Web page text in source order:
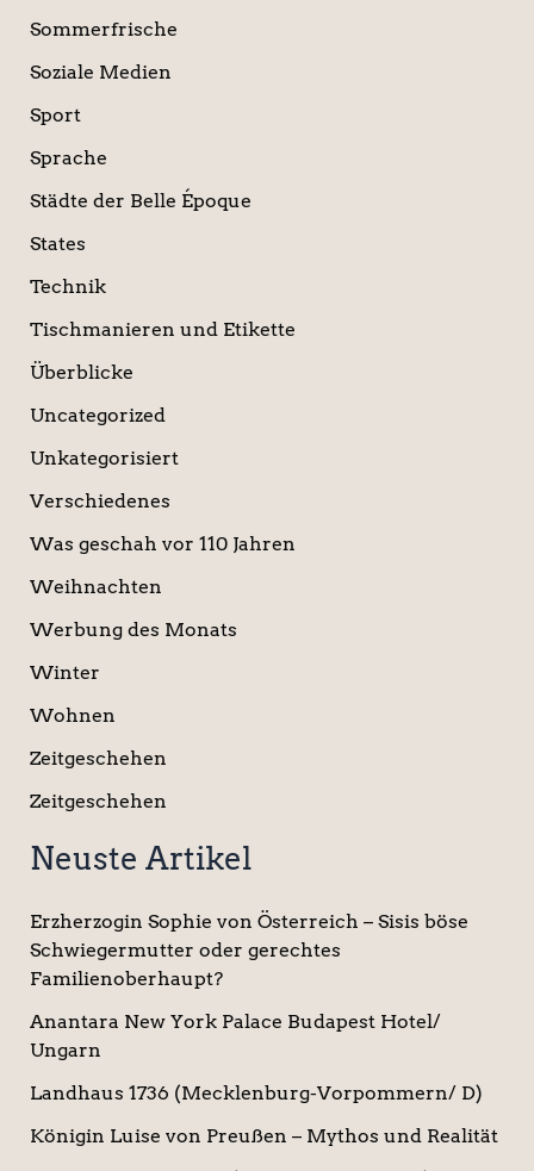
Sommerfrische
Soziale Medien
Sport
Sprache
Städte der Belle Époque
States
Technik
Tischmanieren und Etikette
Überblicke
Uncategorized
Unkategorisiert
Verschiedenes
Was geschah vor 110 Jahren
Weihnachten
Werbung des Monats
Winter
Wohnen
Zeitgeschehen
Zeitgeschehen
Neuste Artikel
Erzherzogin Sophie von Österreich – Sisis böse
Schwiegermutter oder gerechtes
Familienoberhaupt?
Anantara New York Palace Budapest Hotel/
Ungarn
Landhaus 1736 (Mecklenburg-Vorpommern/ D)
Königin Luise von Preußen – Mythos und Realität